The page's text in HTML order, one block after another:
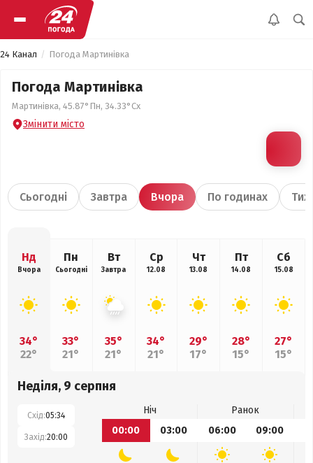
24 Канал Погода Мартинівка
Погода Мартинівка
Мартинівка, 45.87°Пн, 34.33°Сх
Змінити місто
Сьогодні Завтра Вчора По годинах
Нд
Вчора
34°
22°
Пн
Сьогодні
33°
21°
Вт
Завтра
35°
21°
Ср
12.08
34°
21°
Чт
13.08
29°
17°
Пт
14.08
28°
15°
Сб
15.08
27°
15°
Неділя, 9 серпня
Схід:05:34
Захід:20:00
Ніч
Ранок
00:00
03:00 06:00 09:00